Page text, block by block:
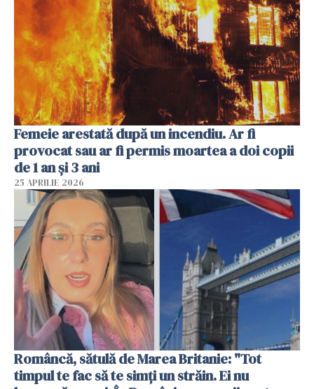
Femeie arestată după un incendiu. Ar fi
provocat sau ar fi permis moartea a doi copii
de 1 an și 3 ani
25 APRILIE 2026
Româncă, sătulă de Marea Britanie: "Tot
timpul te fac să te simți un străin. Ei nu